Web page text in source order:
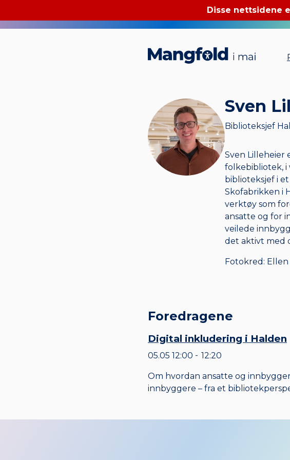
Disse nettsidene
Sven
Biblioteksjef
Sven Lilleheier
folkebibliotek, i
biblioteksjef i
Skofabrikken i
verktøy som
ansatte og for
veilede
det aktivt med
Fotokred:
Foredragene
Digital inkludering i Halden
05.05 12:00
12:20
Om hvordan ansatte og
innbyggere – fra et